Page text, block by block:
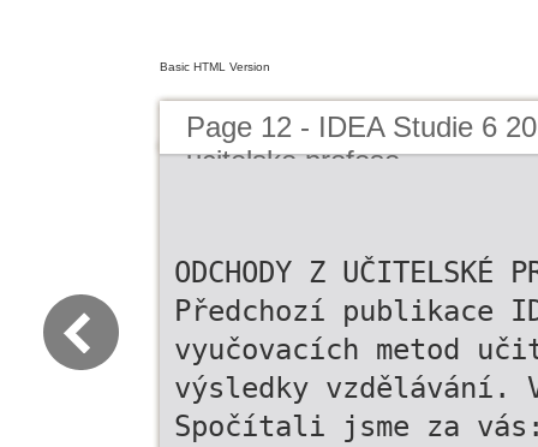
Basic HTML Version
Page 12 - IDEA Studie 6
ucitelske profese
ODCHODY Z UČITELSKÉ
Předchozí publikace
vyučovacích metod
výsledky vzdělávání.
Spočítali jsme za